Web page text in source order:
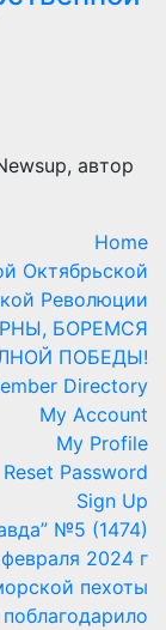
автор
Home
Октябрьской
Революции
БОРЕМСЯ
ПОБЕДЫ!
Directory
My Account
My Profile
Reset Password
Sign Up
№5 (1474)
2024 г
пехоты